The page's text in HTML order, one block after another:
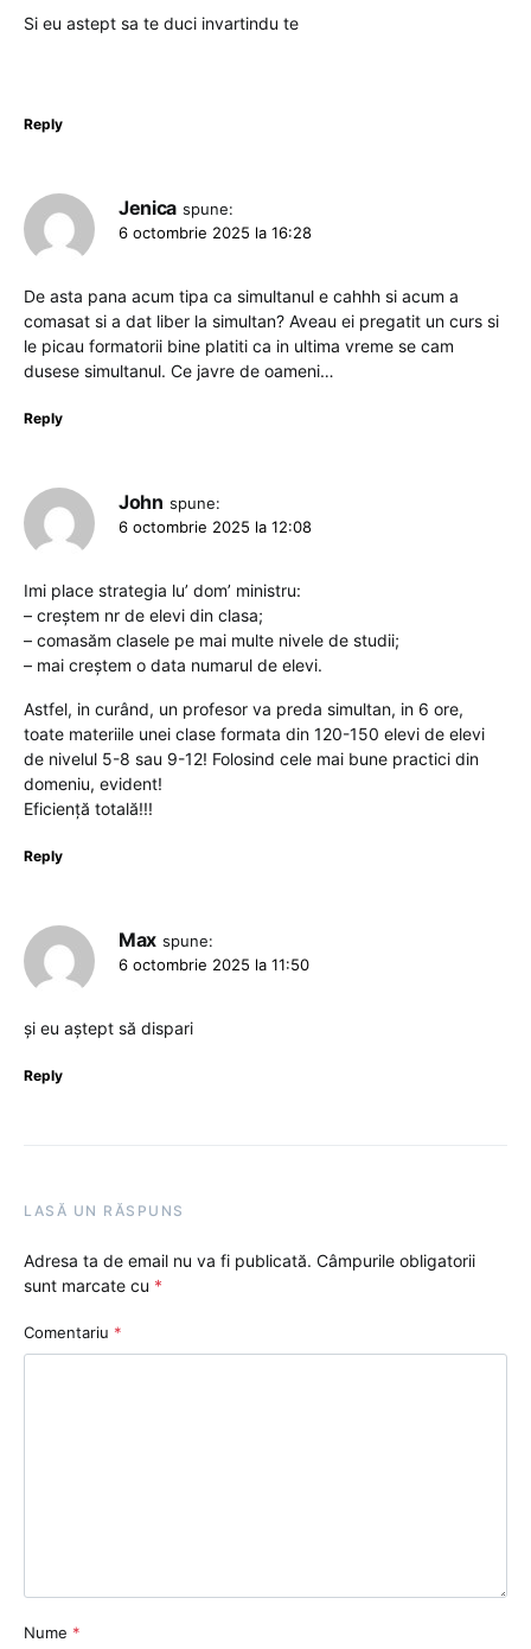
Si eu astept sa te duci invartindu te
Reply
Jenica spune:
6 octombrie 2025 la 16:28
De asta pana acum tipa ca simultanul e cahhh si acum a
comasat si a dat liber la simultan? Aveau ei pregatit un curs si
le picau formatorii bine platiti ca in ultima vreme se cam
dusese simultanul. Ce javre de oameni…
Reply
John spune:
6 octombrie 2025 la 12:08
Imi place strategia lu’ dom’ ministru:
– creștem nr de elevi din clasa;
– comasăm clasele pe mai multe nivele de studii;
– mai creștem o data numarul de elevi.
Astfel, in curând, un profesor va preda simultan, in 6 ore,
toate materiile unei clase formata din 120-150 elevi de elevi
de nivelul 5-8 sau 9-12! Folosind cele mai bune practici din
domeniu, evident!
Eficiență totală!!!
Reply
Max spune:
6 octombrie 2025 la 11:50
și eu aștept să dispari
Reply
LASĂ UN RĂSPUNS
Adresa ta de email nu va fi publicată. Câmpurile obligatorii
sunt marcate cu *
Comentariu *
Nume *